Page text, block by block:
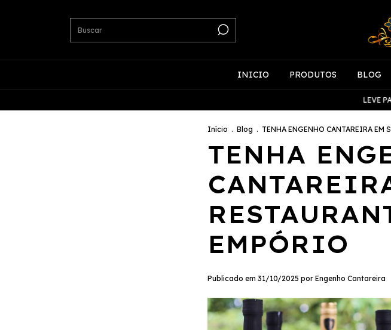
INICIO PRODUTOS BLOG
LEVE PARA
Início . Blog . TENHA ENGENHO CANTAREIRA EM
TENHA
EMPÓRIO
Publicado em 31/10/2025 por Engenho Cantareira